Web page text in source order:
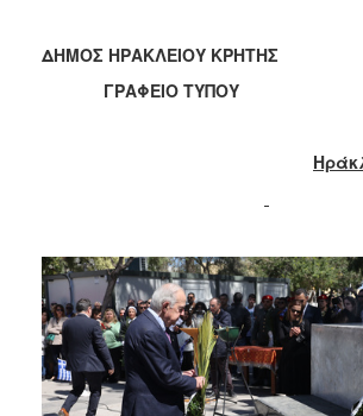
2013
2012
2011
2010
2006
ΔΗΜΟΣ ΗΡΑΚΛΕΙΟΥ ΚΡΗΤΗΣ
ΓΡΑΦΕΙΟ ΤΥΠΟΥ